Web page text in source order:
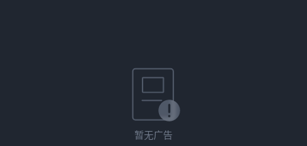
暂无广告